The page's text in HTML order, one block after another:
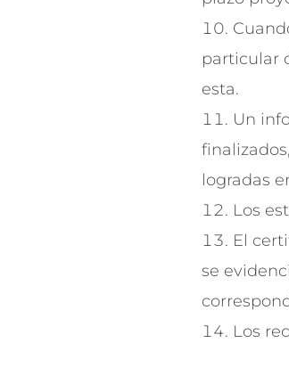
particular
esta.
Un
logradas
Los
El
se
Los